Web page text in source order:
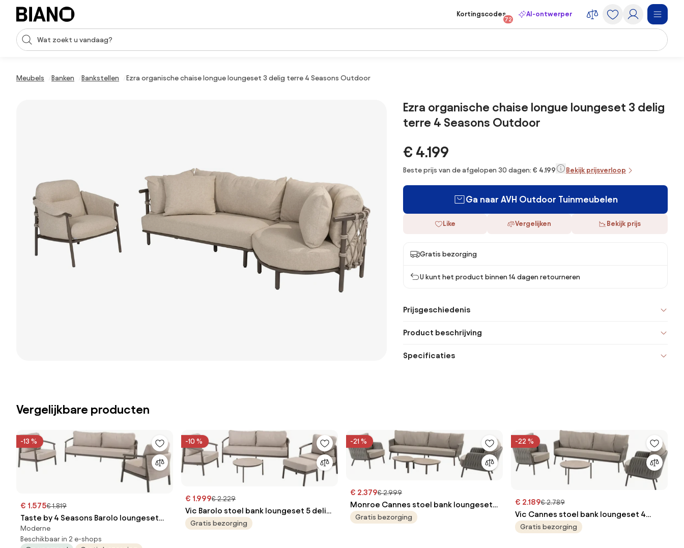
Navigatie overslaan, naar inhoud springen
Zoekopdracht invoeren
Kortingscodes
72
AI-ontwerper
Meubels Banken Bankstellen Ezra organische chaise longue loungeset 3 delig terre 4 Seasons Outdoor
Ezra organische chaise longue loungeset 3 delig
terre 4 Seasons Outdoor
€ 4.199
Beste prijs van de afgelopen 30 dagen: € 4.199 Bekijk prijsverloop
Ga naar AVH Outdoor Tuinmeubelen
Like Vergelijken Bekijk prijs
Gratis bezorging
U kunt het product binnen 14 dagen retourneren
Prijsgeschiedenis
Product beschrijving
Specificaties
Vergelijkbare producten
-13 %
€ 1.575€ 1.819
Taste by 4 Seasons Barolo loungeset
Moderne
Beschikbaar in 2 e-shops
-10 %
€ 1.999€ 2.229
Vic Barolo stoel bank loungeset 5 delig
keramiek terre Taste 4SO
Gratis bezorging
-21 %
€ 2.379€ 2.999
Monroe Cannes stoel bank loungeset 5
delig organic terre Taste 4SO
Gratis bezorging
-22 %
€ 2.189€ 2.789
Vic Cannes stoel bank loungeset 4
delig organic terre Taste 4SO
Gratis bezorging